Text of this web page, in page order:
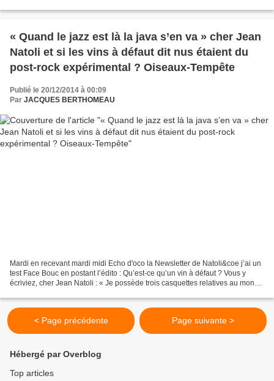
« Quand le jazz est là la java s’en va » cher Jean
Natoli et si les vins à défaut dit nus étaient du
post-rock expérimental ? Oiseaux-Tempête
Publié le 20/12/2014 à 00:09
Par JACQUES BERTHOMEAU
Mardi en recevant mardi midi Echo d'oco la Newsletter de Natoli&coe j’ai un
test Face Bouc en postant l’édito : Qu’est-ce qu’un vin à défaut ? Vous y
écriviez, cher Jean Natoli : « Je possède trois casquettes relatives au monde
< Page précédente Page suivante >
Hébergé par Overblog
Top articles